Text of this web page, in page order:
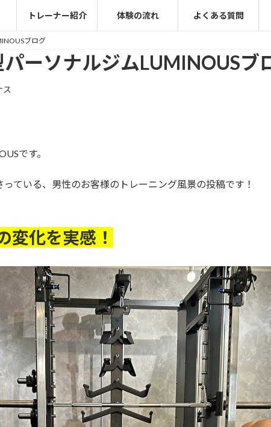
トレーナー紹介 体験の流れ よくある質問
ブログ
ーソナルジムLUMINOUSブ
ス
です。
ている、男性のお客様のトレーニング風景の投稿です！
変化を実感！